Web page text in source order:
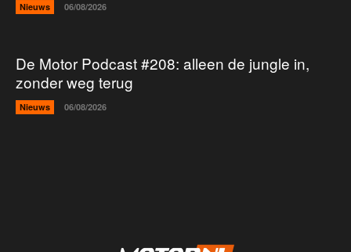
Nieuws 06/08/2026
De Motor Podcast #208: alleen de jungle in,
zonder weg terug
Nieuws 06/08/2026